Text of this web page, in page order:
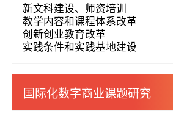
新文科建设、师资培训
教学内容和课程体系改革
创新创业教育改革
实践条件和实践基地建设
国际化数字商业课题研究